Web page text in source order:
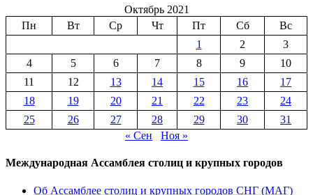
Октябрь 2021
Пн
Вт Ср Чт Пт Сб
Вс
1
2
3
4
5 6 7 8 9
10
11
12 13 14 15 16
17
18
19 20 21 22 23
24
25
26 27 28 29 30
31
« Сен
Ноя »
Международная Ассамблея столиц и крупных городов
Об Ассамблее столиц и крупных городов СНГ (МАГ)